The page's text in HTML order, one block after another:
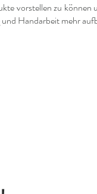
vorstellen zu
Handarbeit mehr